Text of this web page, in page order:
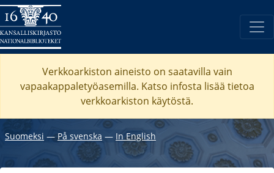
Verkkoarkiston aineisto on saatavilla vain
vapaakappaletyöasemilla. Katso infosta lisää tietoa
verkkoarkiston käytöstä.
Suomeksi ―På svenska ― In English